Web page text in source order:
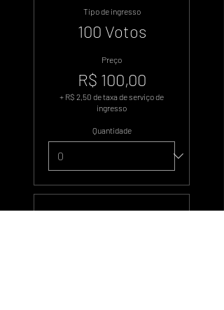
Tipo de ingresso
100 Votos
Preço
R$ 100,00
+ R$ 2,50 de taxa de serviço de
ingresso
Quantidade